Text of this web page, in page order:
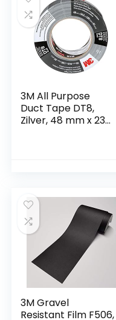
3M All Purpose
Duct Tape DT8,
Zilver, 48 mm x 23
3M Gravel
Resistant Film F506,